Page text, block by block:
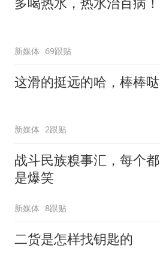
新媒体 69跟贴
这滑的挺远的哈，棒棒哒
新媒体 2跟贴
战斗民族糗事汇，每个都
是爆笑
新媒体 8跟贴
二货是怎样找钥匙的